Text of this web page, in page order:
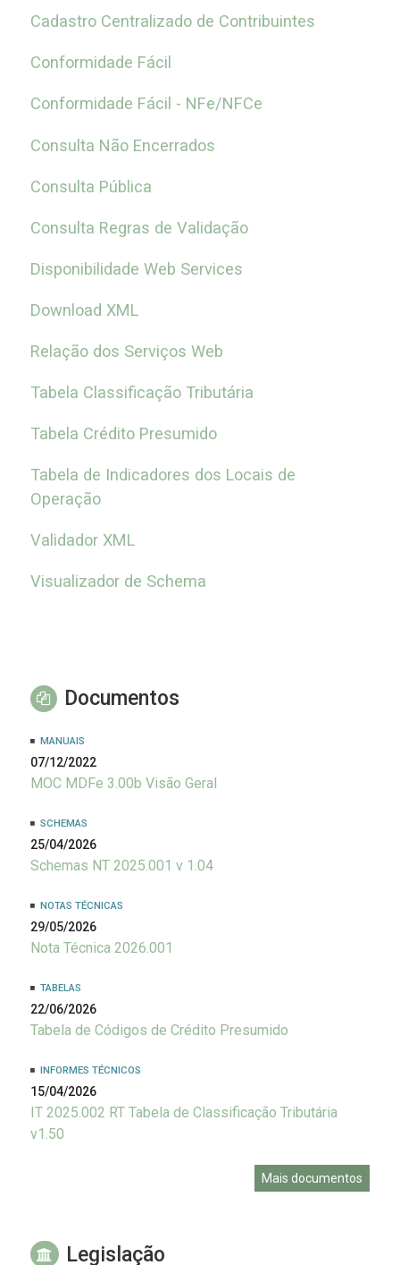
Cadastro Centralizado de Contribuintes
Conformidade Fácil
Conformidade Fácil - NFe/NFCe
Consulta Não Encerrados
Consulta Pública
Consulta Regras de Validação
Disponibilidade Web Services
Download XML
Relação dos Serviços Web
Tabela Classificação Tributária
Tabela Crédito Presumido
Tabela de Indicadores dos Locais de
Operação
Validador XML
Visualizador de Schema
Documentos
MANUAIS
07/12/2022
MOC MDFe 3.00b Visão Geral
SCHEMAS
25/04/2026
Schemas NT 2025.001 v 1.04
NOTAS TÉCNICAS
29/05/2026
Nota Técnica 2026.001
TABELAS
22/06/2026
Tabela de Códigos de Crédito Presumido
INFORMES TÉCNICOS
15/04/2026
IT 2025.002 RT Tabela de Classificação Tributária
v1.50
Mais documentos
Legislação